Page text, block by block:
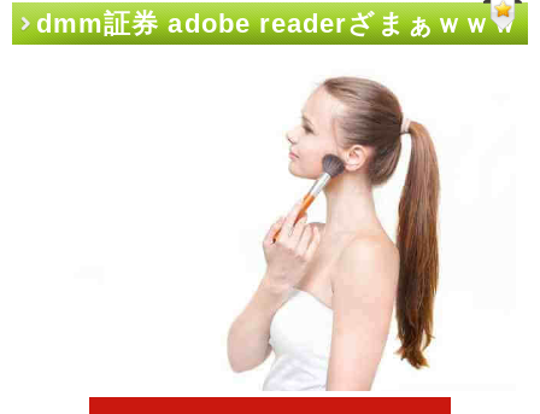
dmm証券 adobe readerざまぁｗｗｗ